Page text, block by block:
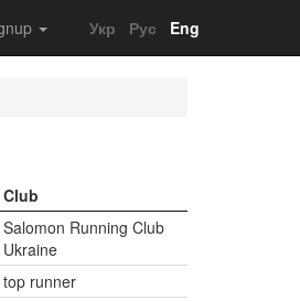
Укр Рус Eng
Club
Salomon Running Club
Ukraine
top runner